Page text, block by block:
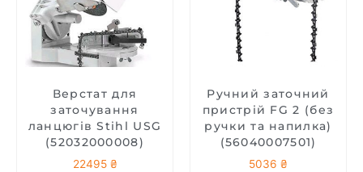
Верстат для
заточування
ланцюгів Stihl USG
(52032000008)
22495 ₴
Ручний заточний
пристрій FG 2 (без
ручки та напилка)
(56040007501)
5036 ₴